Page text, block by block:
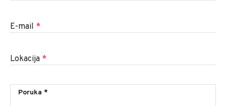
E-mail *
Lokacija *